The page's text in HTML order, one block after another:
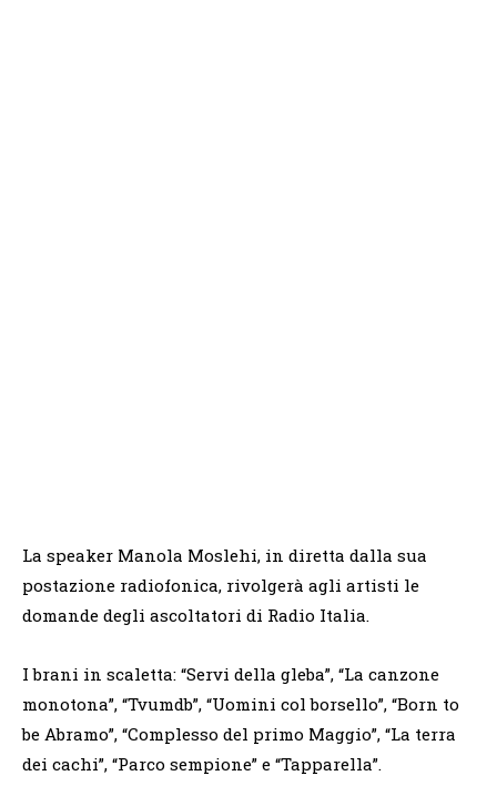
La speaker Manola Moslehi, in diretta dalla sua
postazione radiofonica, rivolgerà agli artisti le
domande degli ascoltatori di Radio Italia.
I brani in scaletta: “Servi della gleba”, “La canzone
monotona”, “Tvumdb”, “Uomini col borsello”, “Born to
be Abramo”, “Complesso del primo Maggio”, “La terra
dei cachi”, “Parco sempione” e “Tapparella”.